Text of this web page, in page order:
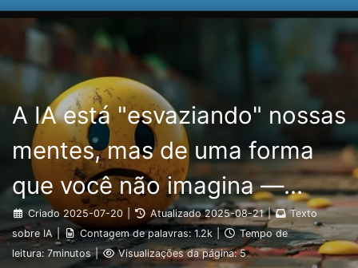
O Caminho para a Transformação com IA
Pesquisar Início Arquivos Etiquetas
Categorias Links
A IA está "esvaziando" nossas
mentes, mas de uma forma
que você não imagina —
aprendendo sobre IA
lentamente 160
Criado 2025-07-20 Atualizado 2025-08-21 |
Texto
sobre IA | Contagem de palavras: 1.2k |
Tempo de
leitura: 7minutos | Visualizações da página: 5